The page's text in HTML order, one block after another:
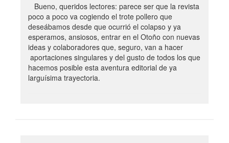
Bueno, queridos lectores: parece ser que la revista
poco a poco va cogiendo el trote pollero que
deseábamos desde que ocurrió el colapso y ya
esperamos, ansiosos, entrar en el Otoño con nuevas
ideas y colaboradores que, seguro, van a hacer
aportaciones singulares y del gusto de todos los que
hacemos posible esta aventura editorial de ya
larguísima trayectoria.